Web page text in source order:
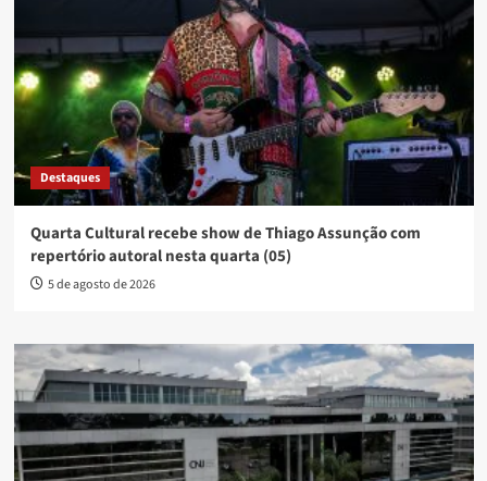
Destaques
Quarta Cultural recebe show de Thiago Assunção com
repertório autoral nesta quarta (05)
5 de agosto de 2026